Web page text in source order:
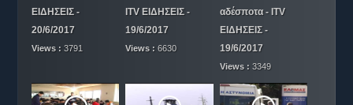
ΕΙΔΗΣΕΙΣ -
20/6/2017
Views : 3791
ITV ΕΙΔΗΣΕΙΣ -
19/6/2017
Views :6630
αδέσποτα - ITV
ΕΙΔΗΣΕΙΣ -
19/6/2017
Views : 3349